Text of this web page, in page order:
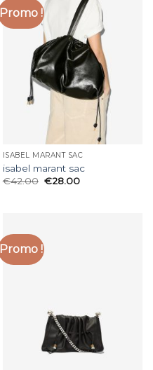
Promo !
ISABEL MARANT SAC
isabel marant sac
€42.00 €28.00
Promo !